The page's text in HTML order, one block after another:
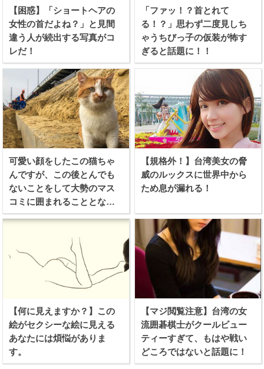
【困惑】「ショートヘアの
女性の首だよね？」と見間
違う人が続出する写真がコ
レだ！
「ファッ！？首とれて
る！？」思わず二度見しち
ゃうちびっ子の仮装が怖す
ぎると話題に！！
可愛い顔をしたこの猫ちゃ
んですが、この後とんでも
ないことをして大勢のマス
コミに囲まれることとなり
ます
【規格外！】台湾美女の脅
威のルックスに世界中から
ため息が漏れる！
【何に見えますか？】この
絵がセクシーな絵に見える
あなたには煩悩がありま
す。
【マジ閲覧注意】台湾の女
流囲碁棋士がクールビュー
ティーすぎて、もはや戦い
どころではないと話題に！